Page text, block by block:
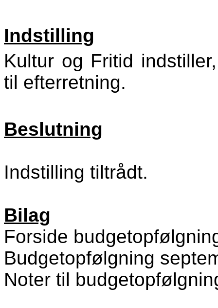
Indstilling
Kultur og Fritid
til efterretning.
Beslutning
Indstilling tiltrådt.
Bilag
Forside
Budgetopfølgning
Noter til